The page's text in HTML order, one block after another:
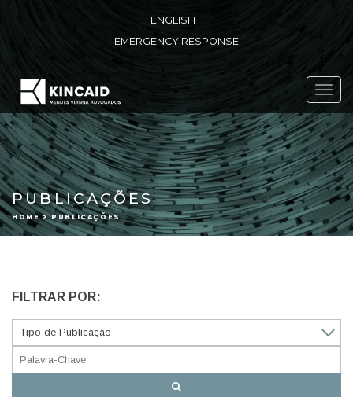
ENGLISH
EMERGENCY RESPONSE
PUBLICAÇÕES
HOME > PUBLICAÇÕES
FILTRAR POR: